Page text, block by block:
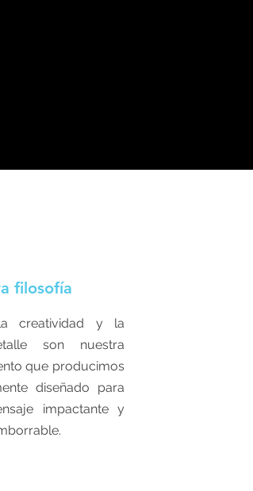
filosofía
creatividad y la
son nuestra
que producimos
diseñado para
impactante y